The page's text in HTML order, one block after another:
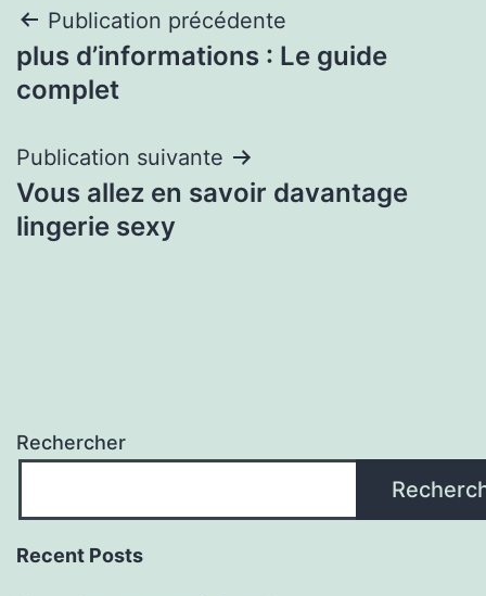
Navigation
de
Publication précédente
plus d’informations : Le guide
complet
Publication suivante
Vous allez en savoir davantage
lingerie sexy
Rechercher
Recent Posts